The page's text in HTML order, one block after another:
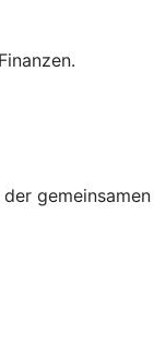
gemeinsamen